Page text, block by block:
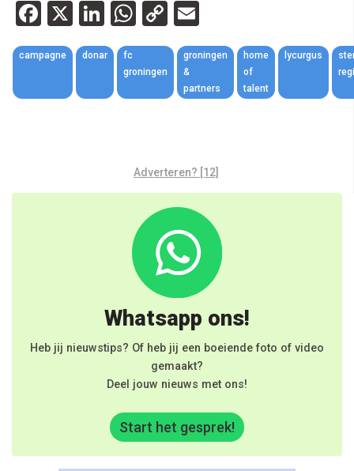
Facebook
X LinkedIn
WhatsApp
Copy
Link
campagne donar
fc
groningen
groningen
&
partners
home
of
talent
lycurgus
Adverteren? [12]
Whatsapp ons!
Heb jij nieuwstips? Of heb jij een boeiende foto of video
gemaakt?
Deel jouw nieuws met ons!
Start het gesprek!